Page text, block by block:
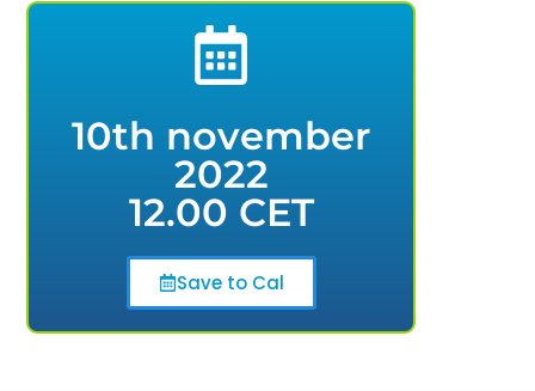
10th november
2022
12.00 CET
Save to Cal